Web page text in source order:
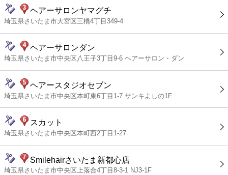
ヘアーサロンヤマグチ
埼玉県さいたま市大宮区三橋4丁目349-4
ヘアーサロンダン
埼玉県さいたま市中央区八王子3丁目9-6 ヘアーサロン・ダン
ヘアースタジオセブン
埼玉県さいたま市中央区本町東6丁目1-7 サンキよしの1F
スカット
埼玉県さいたま市中央区本町西2丁目1-27
Smilehairさいたま新都心店
埼玉県さいたま市中央区上落合4丁目8-3-1 NJ3-1F